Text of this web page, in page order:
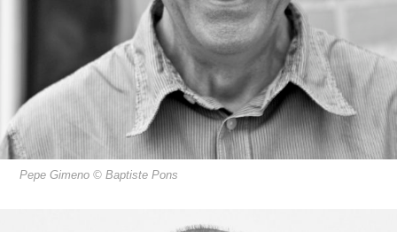
Pepe Gimeno © Baptiste Pons